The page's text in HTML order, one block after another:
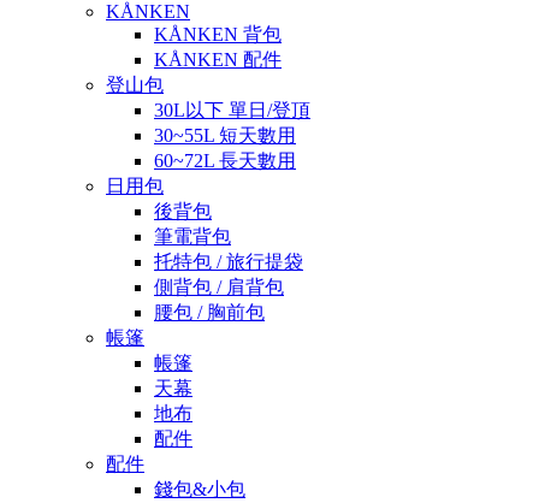
KÅNKEN
KÅNKEN 背包
KÅNKEN 配件
登山包
30L以下 單日/登頂
30~55L 短天數用
60~72L 長天數用
日用包
後背包
筆電背包
托特包 / 旅行提袋
側背包 / 肩背包
腰包 / 胸前包
帳篷
帳篷
天幕
地布
配件
配件
錢包&小包